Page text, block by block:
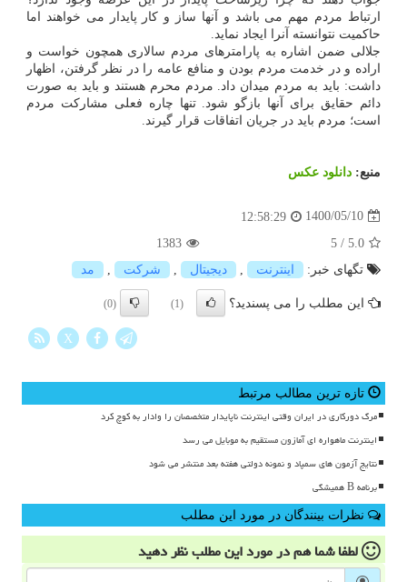
ارتباط مردم مهم می باشد و آنها ساز و کار پایدار می خواهند اما
حاکمیت نتوانسته آنرا ایجاد نماید.
جلالی ضمن اشاره به پارامترهای مردم سالاری همچون خواست و
اراده و در خدمت مردم بودن و منافع عامه را در نظر گرفتن، اظهار
داشت: باید به مردم میدان داد. مردم محرم هستند و باید به صورت
دائم حقایق برای آنها بازگو شود. تنها چاره فعلی مشارکت مردم
است؛ مردم باید در جریان اتفاقات قرار گیرند.
منبع: دانلود عكس
1400/05/10
12:58:29
5.0
/
5
1383
تگهای خبر:
اینترنت , دیجیتال , شركت , مد
این مطلب را می پسندید؟ (1)
(0)
X
تازه ترین مطالب مرتبط
مرگ دورکاری در ایران وقتی اینترنت ناپایدار متخصصان را وادار به کوچ کرد
اینترنت ماهواره ای آمازون مستقیم به موبایل می رسد
نتایج آزمون های سمپاد و نمونه دولتی هفته بعد منتشر می شود
برنامه B همیشگی
نظرات بینندگان در مورد این مطلب
لطفا شما همدر مورد این مطلبنظر دهید